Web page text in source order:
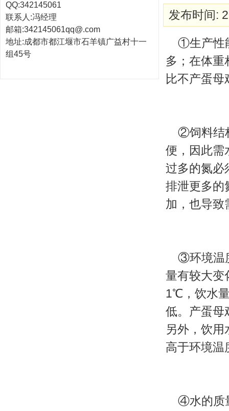
QQ:342145061
联系人:冯经理
邮箱:342145061qq@.com
地址:成都市都江堰市石羊镇广益村十一
组45号
发布时间:
①生产性
多；在体重
比不产蛋母
②饲料结
便，因此需
过多的氮必
排泄更多的
加，也导致
③环境温
量有较大变
1℃，饮水
低。产蛋
另外，饮
高于环境
④水的质